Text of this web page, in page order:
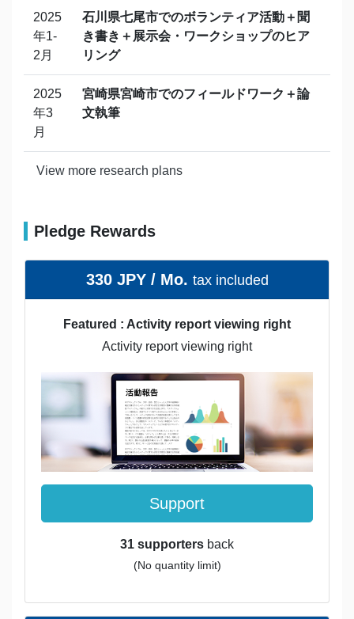
2025
年1-
2月
石川県七尾市でのボランティア活動＋聞
き書き＋展示会・ワークショップのヒア
リング
2025
年3
月
宮崎県宮崎市でのフィールドワーク＋論
文執筆
View more research plans
Pledge Rewards
330 JPY / Mo. tax included
Featured : Activity report viewing right
Activity report viewing right
Support
31 supporters back
(No quantity limit)